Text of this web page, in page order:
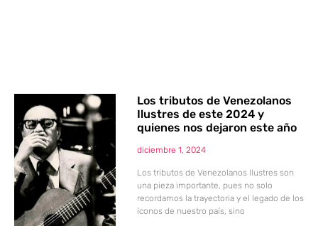
Los tributos de Venezolanos
Ilustres de este 2024 y
quienes nos dejaron este año
diciembre 1, 2024
Los tributos de Venezolanos Ilustres son
una pieza importante, pues no solo
recordamos la trayectoria y el legado de los
íconos de nuestro país, sino